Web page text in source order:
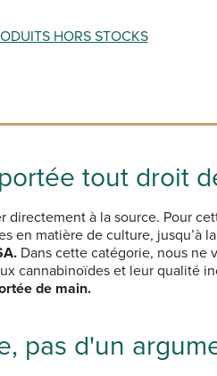
HORS STOCKS
tout droit
à la source. Pour
en matière de culture, jusqu’à
Dans cette catégorie, nous ne
cannabinoïdes et leur qualité
de main.
pas d'un